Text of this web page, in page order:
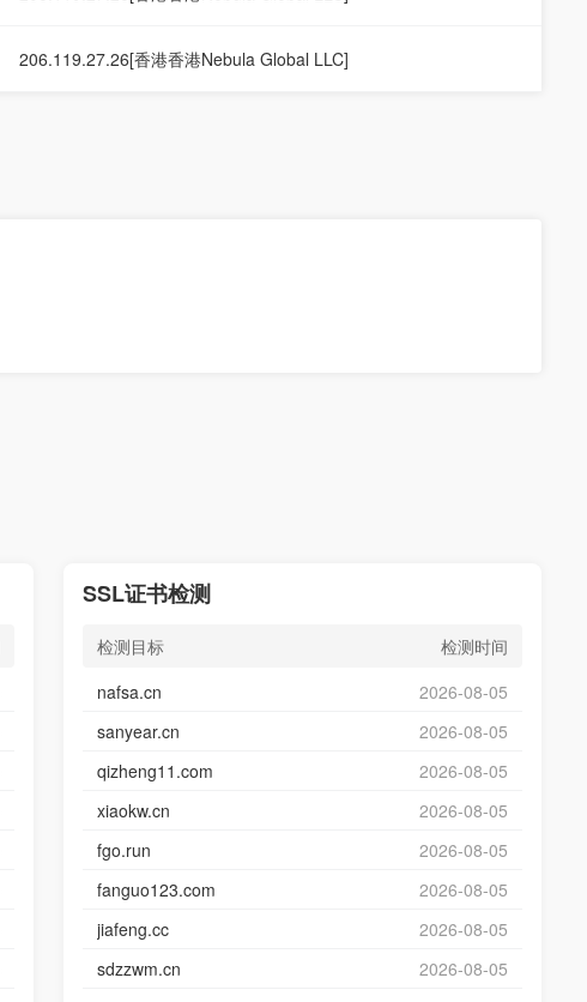
206.119.27.26[香港香港Nebula Global LLC]
SSL证书检测
检测目标
检测时间
nafsa.cn
2026-08-05
sanyear.cn
2026-08-05
qizheng11.com
2026-08-05
xiaokw.cn
2026-08-05
fgo.run
2026-08-05
fanguo123.com
2026-08-05
jiafeng.cc
2026-08-05
sdzzwm.cn
2026-08-05